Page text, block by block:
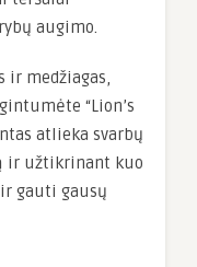
augimo.
medžiagas,
“Lion’s
atlieka svarbų
ir užtikrinant kuo
gauti gausų